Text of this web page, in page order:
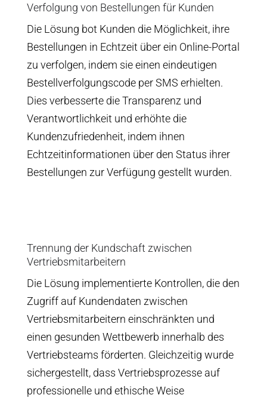
Verfolgung von Bestellungen für Kunden
Die Lösung bot Kunden die Möglichkeit, ihre
Bestellungen in Echtzeit über ein Online-Portal
zu verfolgen, indem sie einen eindeutigen
Bestellverfolgungscode per SMS erhielten.
Dies verbesserte die Transparenz und
Verantwortlichkeit und erhöhte die
Kundenzufriedenheit, indem ihnen
Echtzeitinformationen über den Status ihrer
Bestellungen zur Verfügung gestellt wurden.
Trennung der Kundschaft zwischen
Vertriebsmitarbeitern
Die Lösung implementierte Kontrollen, die den
Zugriff auf Kundendaten zwischen
Vertriebsmitarbeitern einschränkten und
einen gesunden Wettbewerb innerhalb des
Vertriebsteams förderten. Gleichzeitig wurde
sichergestellt, dass Vertriebsprozesse auf
professionelle und ethische Weise